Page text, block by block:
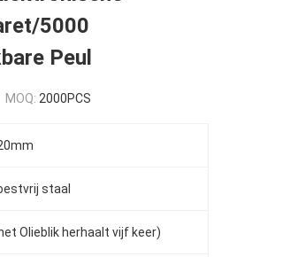
5000
Peul
MOQ: 2000PCS
staal
Olieblik herhaalt vijf keer)